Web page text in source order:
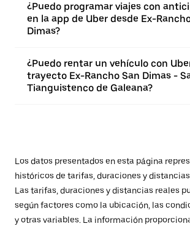
¿Puedo programar viajes con
en la app de Uber desde Ex-
Dimas?
¿Puedo rentar un vehículo con
trayecto Ex-Rancho San Dimas -
Tianguistenco de Galeana?
Los datos presentados en esta página
históricos de tarifas, duraciones y
Las tarifas, duraciones y distancias reales
según factores como la ubicación, las
y otras variables. La información